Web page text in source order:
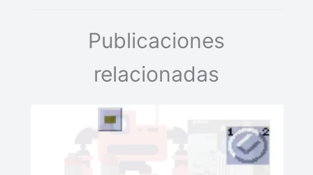
Publicaciones
relacionadas